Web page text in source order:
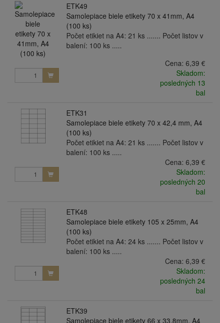
ETK49
Samolepiace biele etikety 70 x 41mm, A4
(100 ks)
Počet etikiet na A4: 21 ks ....... Počet listov v
balení: 100 ks .....
Cena: 6,39 €
Skladom:
posledných 13
bal
ETK31
Samolepiace biele etikety 70 x 42,4 mm, A4
(100 ks)
Počet etikiet na A4: 21 ks ....... Počet listov v
balení: 100 ks .....
Cena: 6,39 €
Skladom:
posledných 20
bal
ETK48
Samolepiace biele etikety 105 x 25mm, A4
(100 ks)
Počet etikiet na A4: 24 ks ....... Počet listov v
balení: 100 ks .....
Cena: 6,39 €
Skladom:
posledných 24
bal
ETK39
Samolepiace biele etikety 66 x 33,8mm, A4